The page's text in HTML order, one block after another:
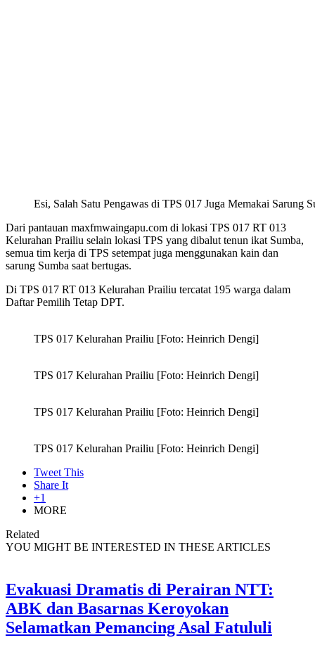
Esi, Salah Satu Pengawas di TPS 017 Juga Memakai Sarung
Dari pantauan maxfmwaingapu.com di lokasi TPS 017 RT 013
Kelurahan Prailiu selain lokasi TPS yang dibalut tenun ikat Sumba,
semua tim kerja di TPS setempat juga menggunakan kain dan
sarung Sumba saat bertugas.
Di TPS 017 RT 013 Kelurahan Prailiu tercatat 195 warga dalam
Daftar Pemilih Tetap DPT.
TPS 017 Kelurahan Prailiu [Foto: Heinrich Dengi]
TPS 017 Kelurahan Prailiu [Foto: Heinrich Dengi]
TPS 017 Kelurahan Prailiu [Foto: Heinrich Dengi]
TPS 017 Kelurahan Prailiu [Foto: Heinrich Dengi]
Tweet This
Share It
+1
MORE
Related
YOU MIGHT BE INTERESTED IN THESE ARTICLES
Evakuasi Dramatis di Perairan NTT:
ABK dan Basarnas Keroyokan
Selamatkan Pemancing Asal Fatululi